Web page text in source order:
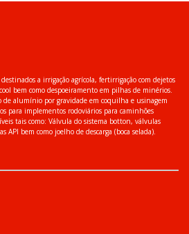
a irrigação agrícola, fertirrigação com dejetos
bem como despoeiramento em pilhas de minérios.
de alumínio por gravidade em coquilha e usinagem
para implementos rodoviários para caminhões
tais como: Válvula do sistema botton, válvulas
API bem como joelho de descarga (boca selada).